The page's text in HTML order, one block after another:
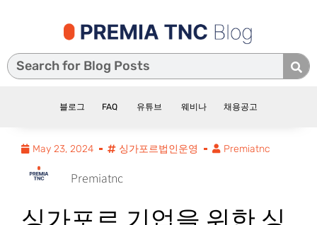
블로그 FAQ 유튜브 웨비나 채용공고
May 23, 2024 싱가포르법인운영 Premiatnc
Premiatnc